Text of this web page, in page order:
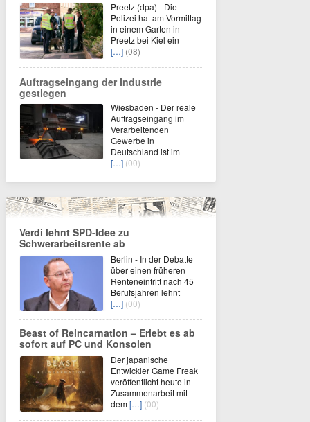
Preetz (dpa) - Die
Polizei hat am Vormittag
in einem Garten in
Preetz bei Kiel ein
[…] (08)
Auftragseingang der Industrie
gestiegen
Wiesbaden - Der reale
Auftragseingang im
Verarbeitenden
Gewerbe in
Deutschland ist im
[…] (00)
Verdi lehnt SPD-Idee zu
Schwerarbeitsrente ab
Berlin - In der Debatte
über einen früheren
Renteneintritt nach 45
Berufsjahren lehnt
[…] (00)
Beast of Reincarnation – Erlebt es ab
sofort auf PC und Konsolen
Der japanische
Entwickler Game Freak
veröffentlicht heute in
Zusammenarbeit mit
dem[…] (00)